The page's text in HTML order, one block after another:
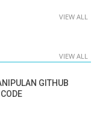
VIEW ALL
VIEW ALL
GITHUB